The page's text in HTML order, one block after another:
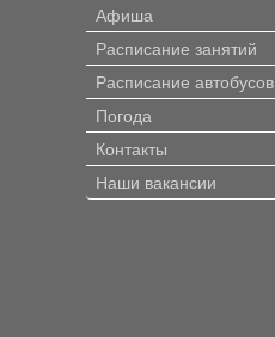
Афиша
Расписание занятий
Расписание автобусов
Погода
Контакты
Наши вакансии